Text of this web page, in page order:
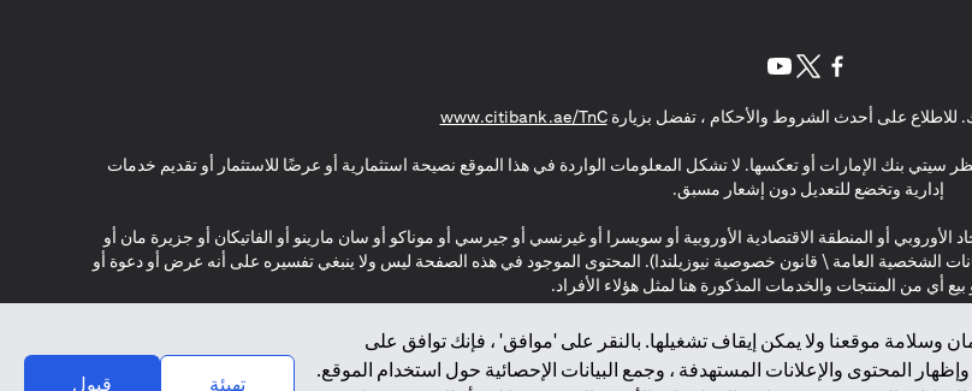
وسلامة موقعنا ولا يمكن إيقاف تشغيلها. بالنقر على 'موافق' ، فإنك توافق على
المحتوى والإعلانات المستهدفة ، وجمع البيانات الإحصائية حول استخدام الموقع.
تهيئة قبول
على أحدث الشروط والأحكام ، تفضل بزيارةwww.citibank.ae/TnC
(opens in a new tab)
سيتي بنك الإمارات أو تعكسها. لا تشكل المعلومات الواردة في هذا الموقع نصيحة استثمارية أو عرضًا للاستثمار أو تقديم خدمات
إدارية وتخضع للتعديل دون إشعار مسبق.
الأوروبي أو المنطقة الاقتصادية الأوروبية أو سويسرا أو غيرنسي أو جيرسي أو موناكو أو سان مارينو أو الفاتيكان أو جزيرة مان أو
الشخصية العامة \ قانون خصوصية نيوزيلندا). المحتوى الموجود في هذه الصفحة ليس ولا ينبغي تفسيره على أنه عرض أو دعوة أو
أي من المنتجات والخدمات المذكورة هنا لمثل هؤلاء الأفراد.